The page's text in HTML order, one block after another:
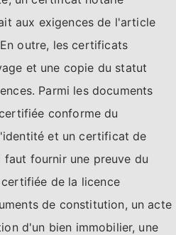
aux exigences de l'article
outre, les certificats
et une copie du statut
Parmi les documents
conforme du
et un certificat de
fournir une preuve du
de la licence
de constitution, un acte
d'un bien immobilier, une